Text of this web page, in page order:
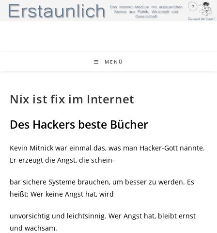
Zum
Inhalt
MENÜ
Nix ist fix im Internet
Des Hackers beste Bücher
Kevin Mitnick war einmal das, was man Hacker-Gott nannte.
Er erzeugt die Angst, die schein-
bar sichere Systeme brauchen, um besser zu werden. Es
heißt: Wer keine Angst hat, wird
unvorsichtig und leichtsinnig. Wer Angst hat, bleibt ernst
und wachsam.